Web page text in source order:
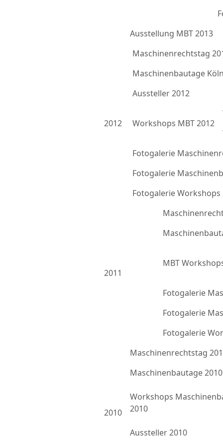
Ausstellung MBT 2013
2012
Maschinenrechtstag
Maschinenbautage
Aussteller 2012
Workshops MBT 2012
Fotogalerie
Fotogalerie
Fotogalerie Workshops
2011
MBT
Fotogalerie
Fotogalerie
Fotogalerie
2010
Maschinenrechtstag
Maschinenbautage 2010
Workshops
2010
Aussteller 2010